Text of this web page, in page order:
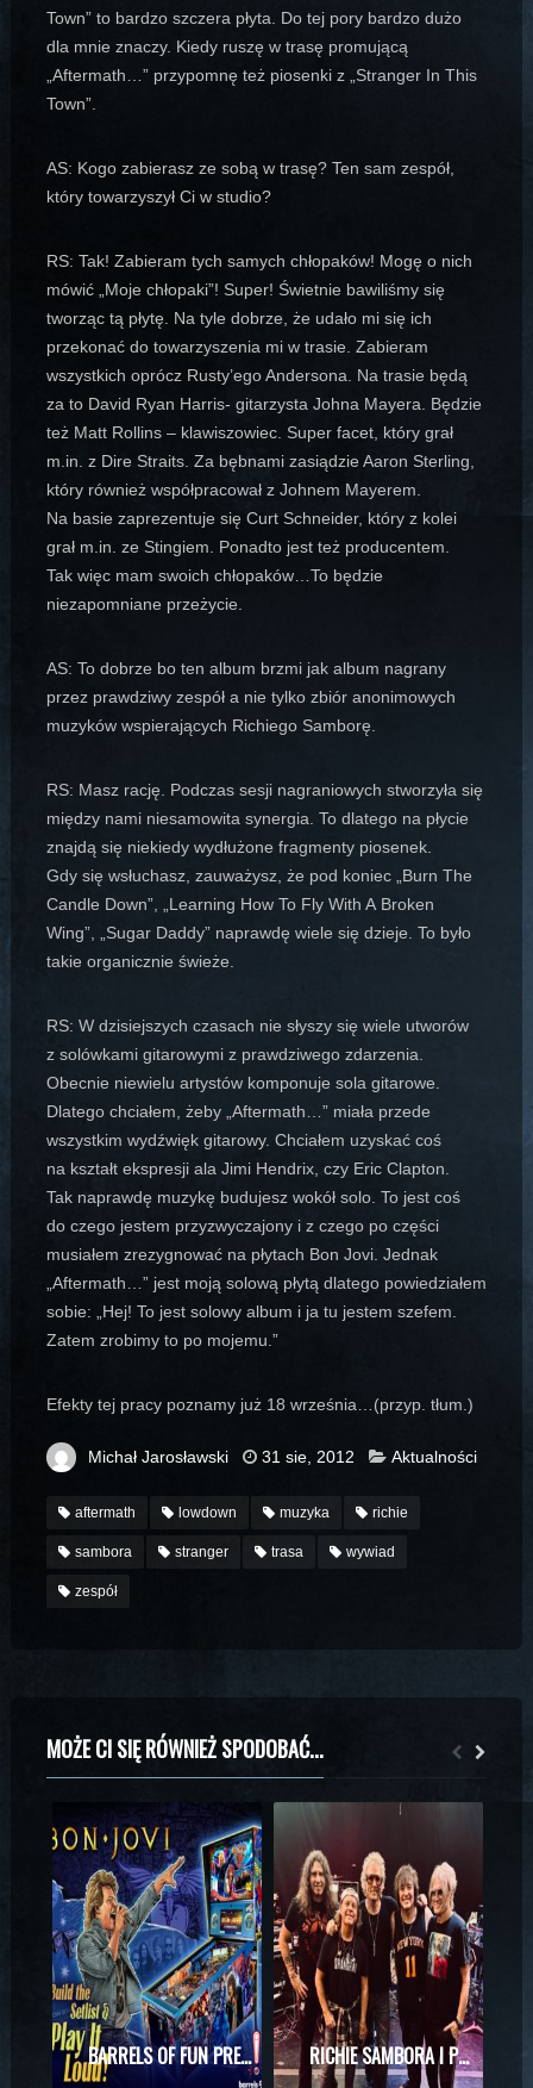
Town” to bardzo szczera płyta. Do tej pory bardzo dużo
dla mnie znaczy. Kiedy ruszę w trasę promującą
„Aftermath…” przypomnę też piosenki z „Stranger In This
Town”.
AS: Kogo zabierasz ze sobą w trasę? Ten sam zespół,
który towarzyszył Ci w studio?
RS: Tak! Zabieram tych samych chłopaków! Mogę o nich
mówić „Moje chłopaki”! Super! Świetnie bawiliśmy się
tworząc tą płytę. Na tyle dobrze, że udało mi się ich
przekonać do towarzyszenia mi w trasie. Zabieram
wszystkich oprócz Rusty’ego Andersona. Na trasie będą
za to David Ryan Harris- gitarzysta Johna Mayera. Będzie
też Matt Rollins – klawiszowiec. Super facet, który grał
m.in. z Dire Straits. Za bębnami zasiądzie Aaron Sterling,
który również współpracował z Johnem Mayerem.
Na basie zaprezentuje się Curt Schneider, który z kolei
grał m.in. ze Stingiem. Ponadto jest też producentem.
Tak więc mam swoich chłopaków…To będzie
niezapomniane przeżycie.
AS: To dobrze bo ten album brzmi jak album nagrany
przez prawdziwy zespół a nie tylko zbiór anonimowych
muzyków wspierających Richiego Samborę.
RS: Masz rację. Podczas sesji nagraniowych stworzyła się
między nami niesamowita synergia. To dlatego na płycie
znajdą się niekiedy wydłużone fragmenty piosenek.
Gdy się wsłuchasz, zauważysz, że pod koniec „Burn The
Candle Down”, „Learning How To Fly With A Broken
Wing”, „Sugar Daddy” naprawdę wiele się dzieje. To było
takie organicznie świeże.
RS: W dzisiejszych czasach nie słyszy się wiele utworów
z solówkami gitarowymi z prawdziwego zdarzenia.
Obecnie niewielu artystów komponuje sola gitarowe.
Dlatego chciałem, żeby „Aftermath…” miała przede
wszystkim wydźwięk gitarowy. Chciałem uzyskać coś
na kształt ekspresji ala Jimi Hendrix, czy Eric Clapton.
Tak naprawdę muzykę budujesz wokół solo. To jest coś
do czego jestem przyzwyczajony i z czego po części
musiałem zrezygnować na płytach Bon Jovi. Jednak
„Aftermath…” jest moją solową płytą dlatego powiedziałem
sobie: „Hej! To jest solowy album i ja tu jestem szefem.
Zatem zrobimy to po mojemu.”
Efekty tej pracy poznamy już 18 września…(przyp. tłum.)
Michał Jarosławski 31 sie, 2012 Aktualności
aftermath lowdown muzyka richie
sambora stranger trasa wywiad
zespół
MOŻE CI SIĘ RÓWNIEŻ SPODOBAĆ...
BARRELS OF FUN PREZENTUJE MASZYNĘ DO PINBALLA Z MOTYWAMI BON JOVI RICHIE SAMBORA I PHIL X RAZEM NA SCENIE! WYJĄTKOWE SPOTKANIE PODCZAS KONCERTU KINGS OF CHAOS